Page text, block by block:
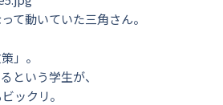
て動いていた三角さん。
」。
という学生が、
ックリ。